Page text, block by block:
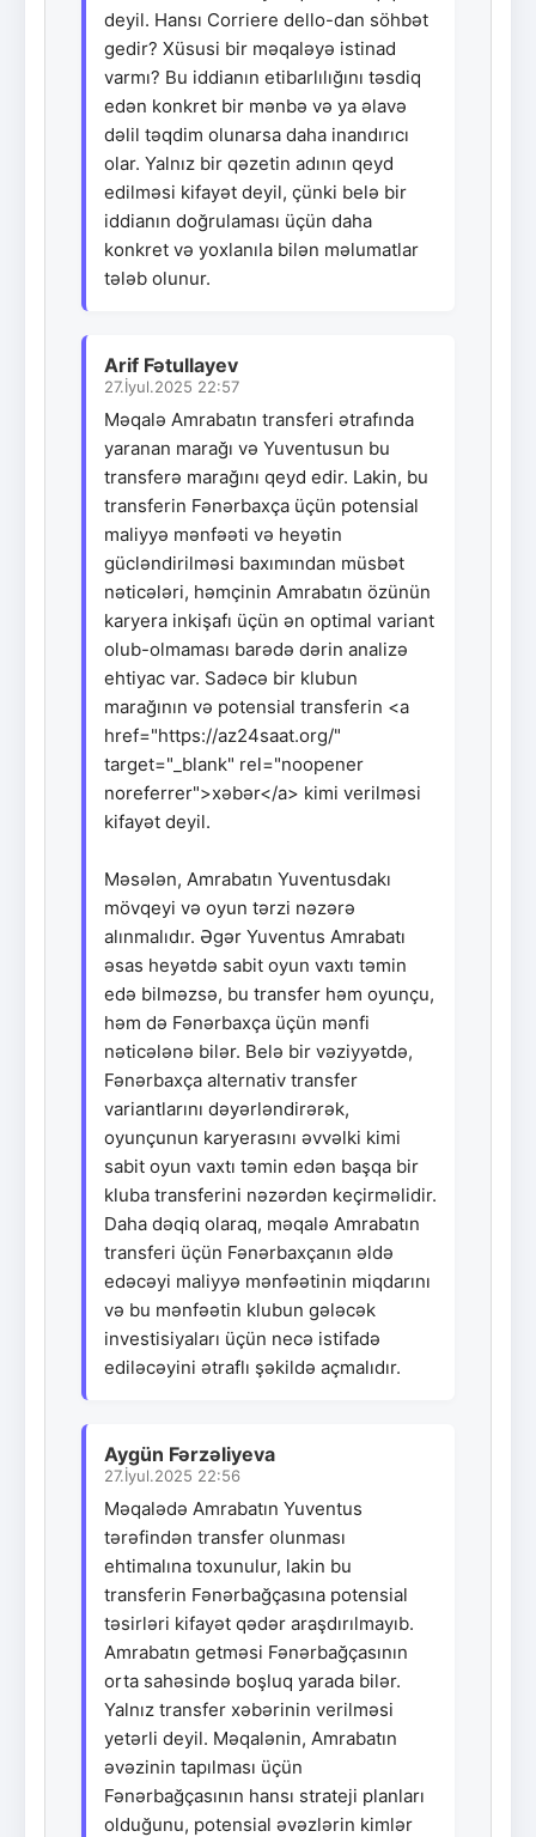
deyil. Hansı Corriere dello-dan söhbət
gedir? Xüsusi bir məqaləyə istinad
varmı? Bu iddianın etibarlılığını təsdiq
edən konkret bir mənbə və ya əlavə
dəlil təqdim olunarsa daha inandırıcı
olar. Yalnız bir qəzetin adının qeyd
edilməsi kifayət deyil, çünki belə bir
iddianın doğrulaması üçün daha
konkret və yoxlanıla bilən məlumatlar
tələb olunur.
Arif Fətullayev
27.İyul.2025 22:57
Məqalə Amrabatın transferi ətrafında
yaranan marağı və Yuventusun bu
transferə marağını qeyd edir. Lakin, bu
transferin Fənərbaxça üçün potensial
maliyyə mənfəəti və heyətin
gücləndirilməsi baxımından müsbət
nəticələri, həmçinin Amrabatın özünün
karyera inkişafı üçün ən optimal variant
olub-olmaması barədə dərin analizə
ehtiyac var. Sadəcə bir klubun
marağının və potensial transferin <a
href="https://az24saat.org/"
target="_blank" rel="noopener
noreferrer">xəbər</a> kimi verilməsi
kifayət deyil.
Məsələn, Amrabatın Yuventusdakı
mövqeyi və oyun tərzi nəzərə
alınmalıdır. Əgər Yuventus Amrabatı
əsas heyətdə sabit oyun vaxtı təmin
edə bilməzsə, bu transfer həm oyunçu,
həm də Fənərbaxça üçün mənfi
nəticələnə bilər. Belə bir vəziyyətdə,
Fənərbaxça alternativ transfer
variantlarını dəyərləndirərək,
oyunçunun karyerasını əvvəlki kimi
sabit oyun vaxtı təmin edən başqa bir
kluba transferini nəzərdən keçirməlidir.
Daha dəqiq olaraq, məqalə Amrabatın
transferi üçün Fənərbaxçanın əldə
edəcəyi maliyyə mənfəətinin miqdarını
və bu mənfəətin klubun gələcək
investisiyaları üçün necə istifadə
ediləcəyini ətraflı şəkildə açmalıdır.
Aygün Fərzəliyeva
27.İyul.2025 22:56
Məqalədə Amrabatın Yuventus
tərəfindən transfer olunması
ehtimalına toxunulur, lakin bu
transferin Fənərbağçasına potensial
təsirləri kifayət qədər araşdırılmayıb.
Amrabatın getməsi Fənərbağçasının
orta sahəsində boşluq yarada bilər.
Yalnız transfer xəbərinin verilməsi
yetərli deyil. Məqalənin, Amrabatın
əvəzinin tapılması üçün
Fənərbağçasının hansı strateji planları
olduğunu, potensial əvəzlərin kimlər